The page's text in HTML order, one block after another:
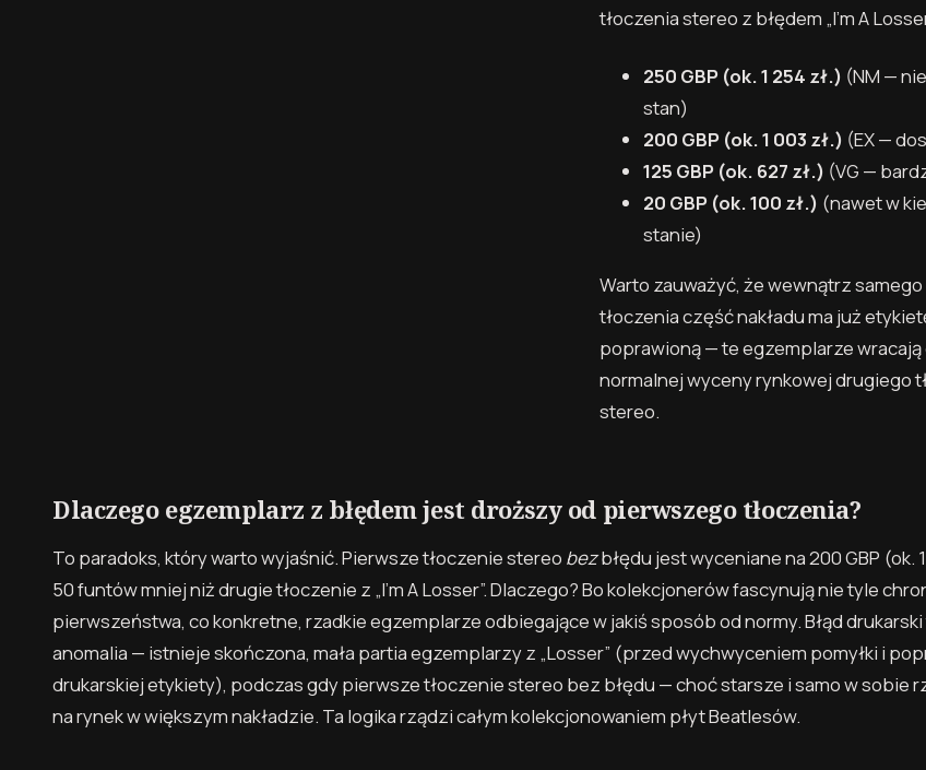
tłoczenia stereo z błędem „I’m A
250 GBP (ok. 1 254 zł.) (NM —
stan)
200 GBP (ok. 1 003 zł.) (EX —
125 GBP (ok. 627 zł.) (VG —
20 GBP (ok. 100 zł.) (nawet w
stanie)
Warto zauważyć, że wewnątrz
tłoczenia część nakładu ma już
poprawioną — te egzemplarze wracają
normalnej wyceny rynkowej drugiego
stereo.
Dlaczego egzemplarz z błędem jest droższy od pierwszego tłoczenia?
To paradoks, który warto wyjaśnić. Pierwsze tłoczenie stereo bezbłędu jest wyceniane na 200 GBP (ok.
50 funtów mniej niż drugie tłoczenie z „I’m A Losser”. Dlaczego? Bo kolekcjonerów fascynują nie tyle
pierwszeństwa, co konkretne, rzadkie egzemplarze odbiegające w jakiś sposób od normy. Błąd
anomalia — istnieje skończona, mała partia egzemplarzy z „Losser” (przed wychwyceniem pomyłki i
drukarskiej etykiety), podczas gdy pierwsze tłoczenie stereo bez błędu — choć starsze i samo w sobie
na rynek w większym nakładzie. Ta logika rządzi całym kolekcjonowaniem płyt Beatlesów.